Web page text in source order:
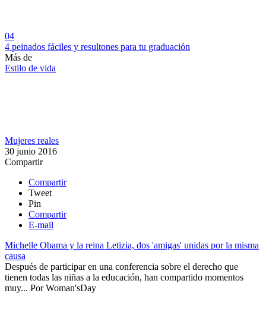
04
4 peinados fáciles y resultones para tu graduación
Más de
Estilo de vida
Mujeres reales
30 junio 2016
Compartir
Compartir
Tweet
Pin
Compartir
E-mail
Michelle Obama y la reina Letizia, dos 'amigas' unidas por la misma
causa
Después de participar en una conferencia sobre el derecho que
tienen todas las niñas a la educación, han compartido momentos
muy... PorWoman'sDay